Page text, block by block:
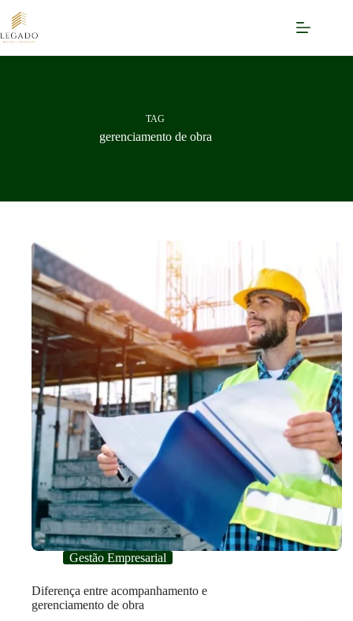
para
o
TAG
gerenciamento de obra
Gestão Empresarial
Diferença entre acompanhamento e
gerenciamento de obra